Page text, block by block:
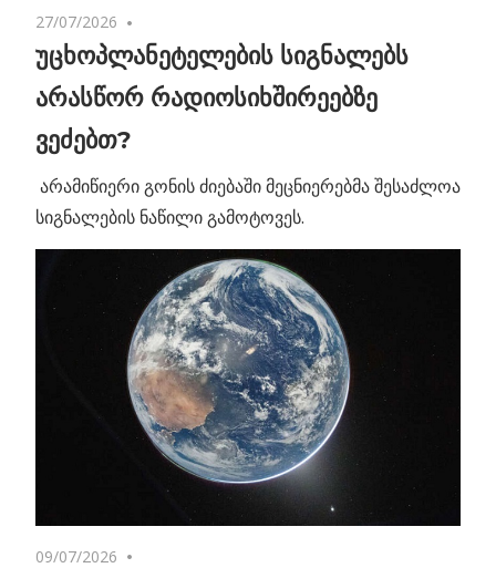
27/07/2026
უცხოპლანეტელების სიგნალებს
არასწორ რადიოსიხშირეებზე
ვეძებთ?
არამიწიერი გონის ძიებაში მეცნიერებმა შესაძლოა
სიგნალების ნაწილი გამოტოვეს.
09/07/2026